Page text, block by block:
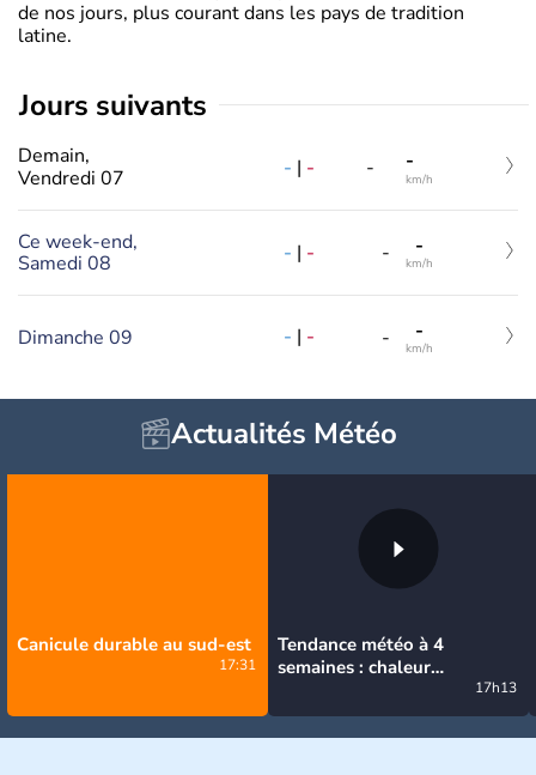
de nos jours, plus courant dans les pays de tradition
latine.
jours suivants
Demain,
Vendredi 07
- | - - -
km/h
Ce week-end,
Samedi 08
- | - - -
km/h
Dimanche 09 - | - - -
km/h
Actualités Météo
Canicule durable au sud-est
17:31
Tendance météo à 4
semaines : chaleur
septembre
17h13